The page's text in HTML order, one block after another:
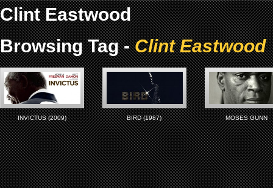
Clint Eastwood
Browsing Tag -Clint Eastwood
INVICTUS (2009) BIRD (1987) MOSES GUNN